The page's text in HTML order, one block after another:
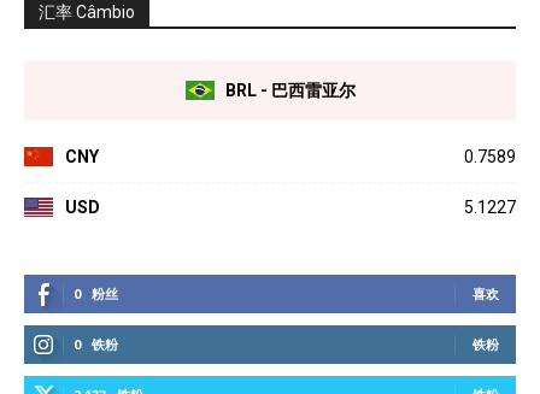
汇率 Câmbio
BRL - 巴西雷亚尔
CNY 0.7589
USD 5.1227
0 粉丝 喜欢
0 铁粉 铁粉